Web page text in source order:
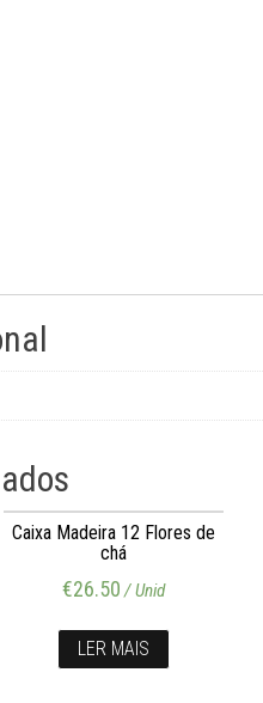
Caixa Madeira 12 Flores de
chá
€26.50/ Unid
LER MAIS